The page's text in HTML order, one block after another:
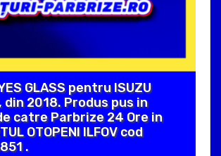
GLASS pentru ISUZU
din 2018. Produs pus in
catre Parbrize 24 Ore in
OTOPENI ILFOV cod
.